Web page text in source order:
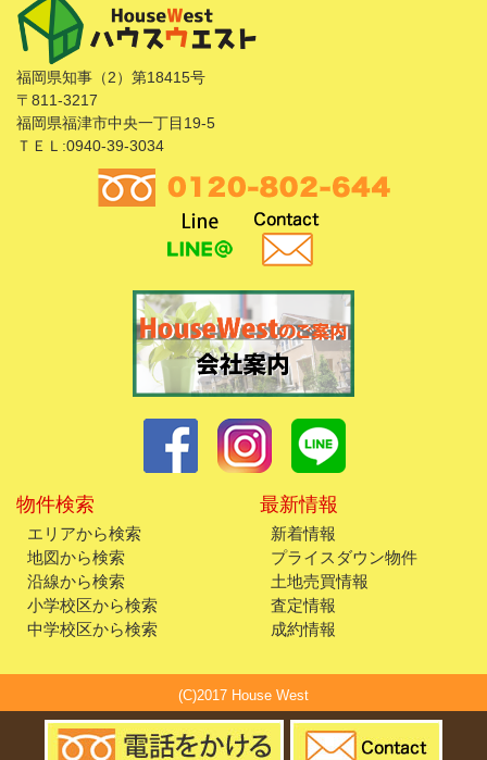
福岡県知事（2）第18415号
〒811-3217
福岡県福津市中央一丁目19-5
ＴＥＬ:0940-39-3034
物件検索
エリアから検索
地図から検索
沿線から検索
小学校区から検索
中学校区から検索
最新情報
新着情報
プライスダウン物件
土地売買情報
査定情報
成約情報
(C)2017 House West